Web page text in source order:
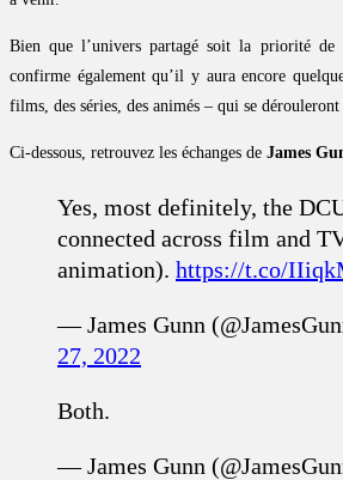
Bien que l’univers partagé soit la priorité de
confirme également qu’il y aura encore
films, des séries, des animés – qui se dérouleront
Ci-dessous, retrouvez les échanges de James
Yes, most definitely, the
connected across film and
animation). https://t.co/
— James Gunn
27, 2022
Both.
— James Gunn